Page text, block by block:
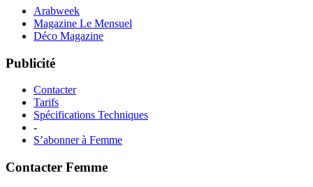
Arabweek
Magazine Le Mensuel
Déco Magazine
Publicité
Contacter
Tarifs
Spécifications Techniques
-
S’abonner à Femme
Contacter Femme